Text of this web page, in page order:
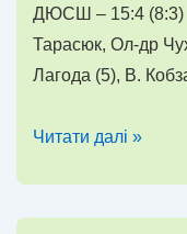
ДЮСШ – 15:4
Тарасюк, Ол-др
Лагода (5), В.
Чемпіонат
Читати далі »